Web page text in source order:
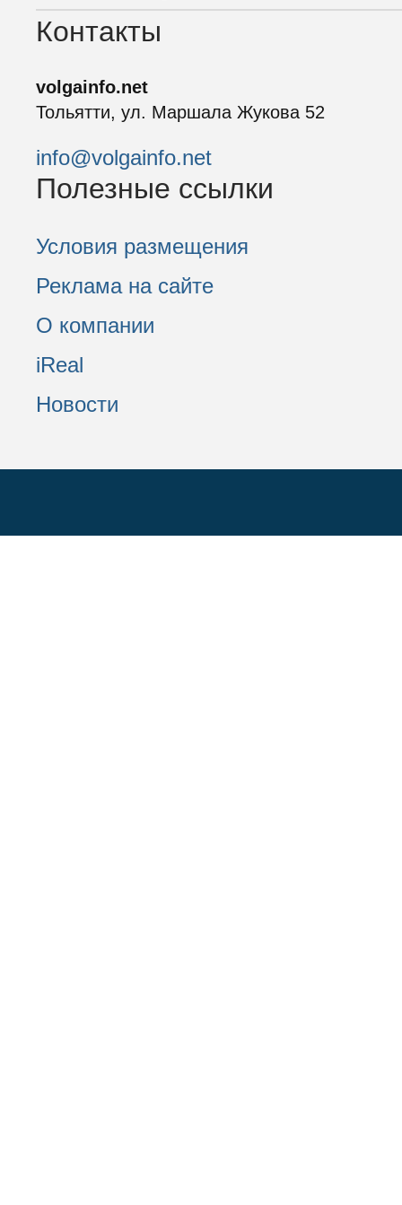
Контакты
volgainfo.net
Тольятти, ул. Маршала Жукова 52
info@volgainfo.net
Полезные ссылки
Условия размещения
Реклама на сайте
О компании
iReal
Новости